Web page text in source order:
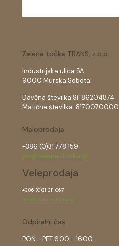
Zelena točka TRANS, z.o.o.
Industrijska ulica 5A
9000 Murska Sobota
Davčna številka SI: 86204874
Matična številka: 8170070000
Maloprodaja
+386 (0)31 778 159
ms@zelena-tocka.si
Veleprodaja
+386 (0)31 311 067
info@zelena-tocka.si
Odpiralni čas
PON - PET 6.00 - 16.00